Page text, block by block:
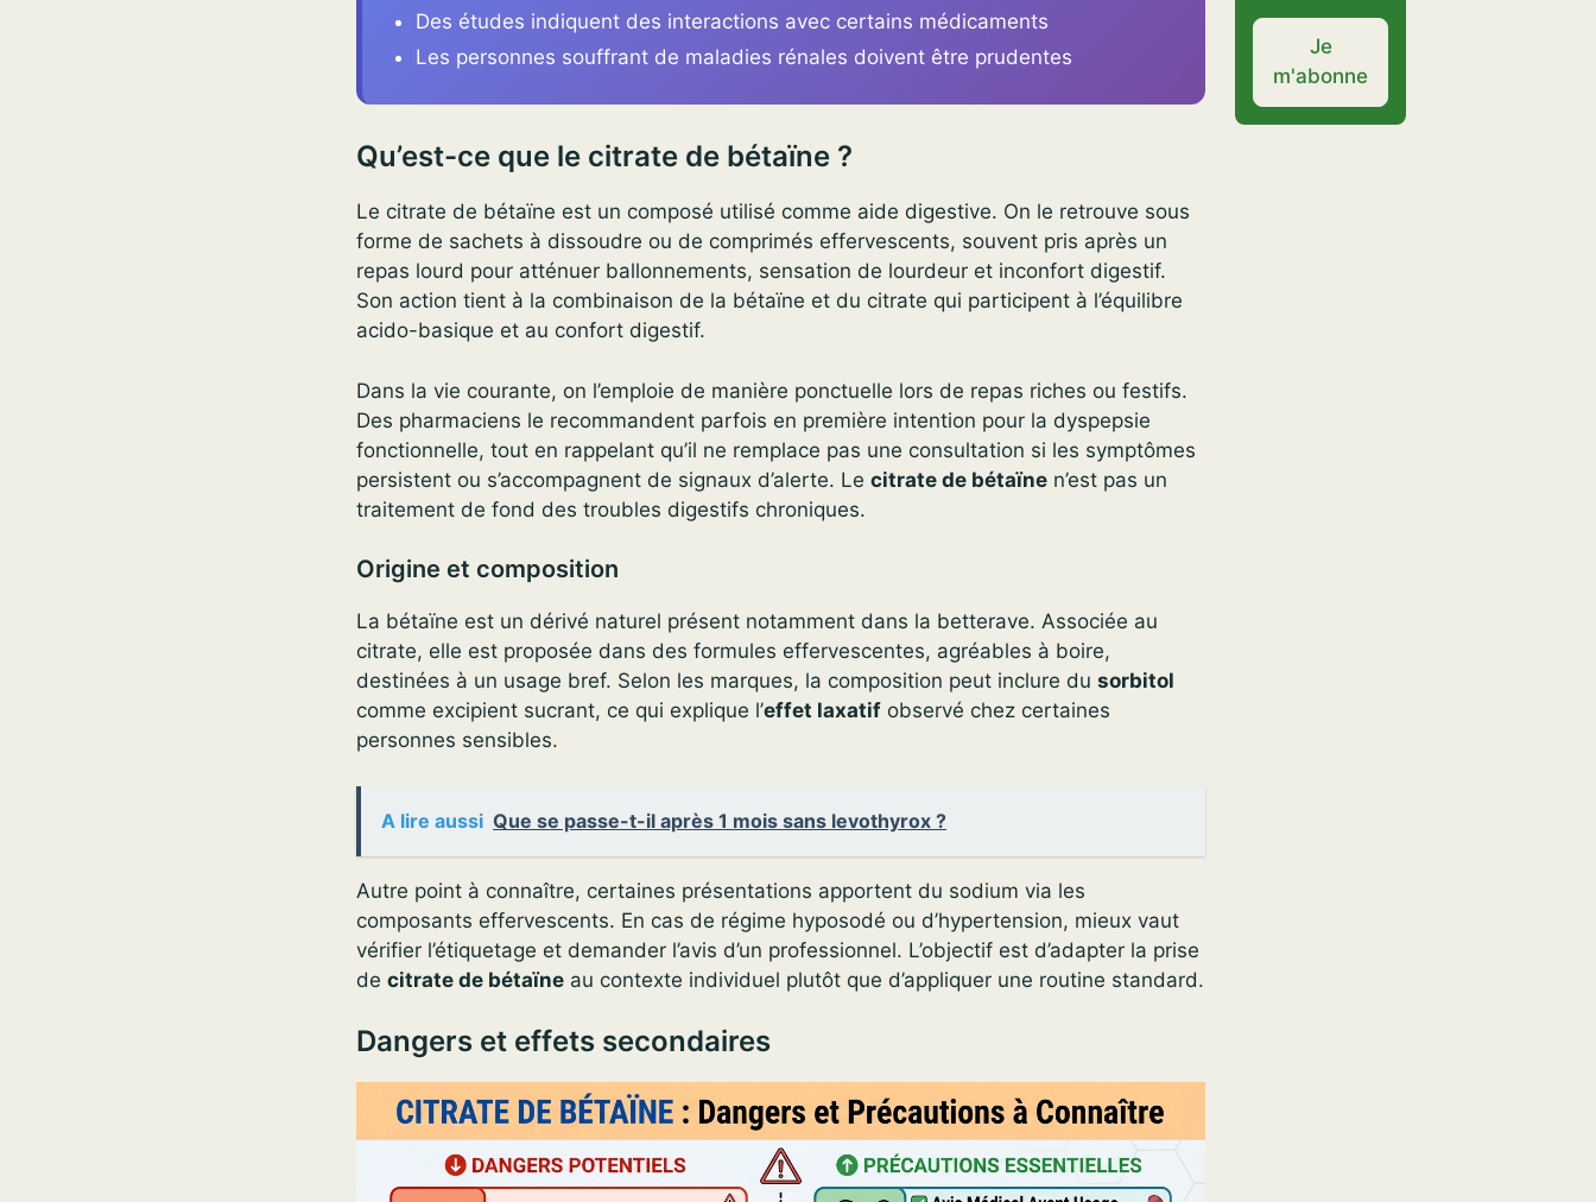
Des études indiquent des interactions avec certains médicaments
Les personnes souffrant de maladies rénales doivent être prudentes
Qu’est-ce que le citrate de bétaïne ?
Le citrate de bétaïne est un composé utilisé comme aide digestive. On le retrouve sous
forme de sachets à dissoudre ou de comprimés effervescents, souvent pris après un
repas lourd pour atténuer ballonnements, sensation de lourdeur et inconfort digestif.
Son action tient à la combinaison de la bétaïne et du citrate qui participent à l’équilibre
acido-basique et au confort digestif.
Dans la vie courante, on l’emploie de manière ponctuelle lors de repas riches ou festifs.
Des pharmaciens le recommandent parfois en première intention pour la dyspepsie
fonctionnelle, tout en rappelant qu’il ne remplace pas une consultation si les symptômes
persistent ou s’accompagnent de signaux d’alerte. Le citrate de bétaïne n’est pas un
traitement de fond des troubles digestifs chroniques.
Origine et composition
La bétaïne est un dérivé naturel présent notamment dans la betterave. Associée au
citrate, elle est proposée dans des formules effervescentes, agréables à boire,
destinées à un usage bref. Selon les marques, la composition peut inclure du sorbitol
comme excipient sucrant, ce qui explique l’effet laxatif observé chez certaines
personnes sensibles.
A lire aussi Que se passe-t-il après 1 mois sans levothyrox ?
Autre point à connaître, certaines présentations apportent du sodium via les
composants effervescents. En cas de régime hyposodé ou d’hypertension, mieux vaut
vérifier l’étiquetage et demander l’avis d’un professionnel. L’objectif est d’adapter la prise
de citrate de bétaïne au contexte individuel plutôt que d’appliquer une routine standard.
Dangers et effets secondaires
Je
m'abonne